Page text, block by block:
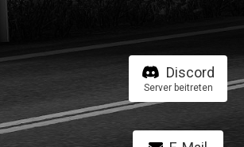
Discord
Server beitreten